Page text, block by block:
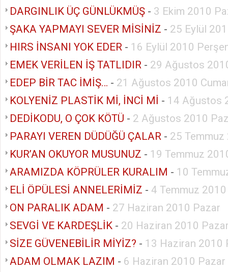
DARGINLIK ÜÇ GÜNLÜKMÜŞ - 3 Ekim 2010
ŞAKA YAPMAYI SEVER MİSİNİZ - 25 Eylül
HIRS İNSANI YOK EDER - 16 Eylül 2010
EMEK VERİLEN İŞ TATLIDIR - 29 Ağustos
EDEP BİR TAC İMİŞ… - 21 Ağustos 2010
KOLYENİZ PLASTİK Mİ, İNCİ Mİ - 14 Ağustos
DEDİKODU, O ÇOK KÖTÜ - 2 Ağustos 2010
PARAYI VEREN DÜDÜĞÜ ÇALAR - 25
KUR’AN OKUYOR MUSUNUZ - 19 Temmuz
ARAMIZDA KÖPRÜLER KURALIM - 10
ELİ ÖPÜLESİ ANNELERİMİZ - 4 Temmuz
ON PARALIK ADAM - 27 Haziran 2010 Pazar
SEVGİ VE KARDEŞLİK - 20 Haziran 2010
SİZE GÜVENEBİLİR MİYİZ? - 13 Haziran 2010
ADAM OLMAK LAZIM - 6 Haziran 2010 Pazar